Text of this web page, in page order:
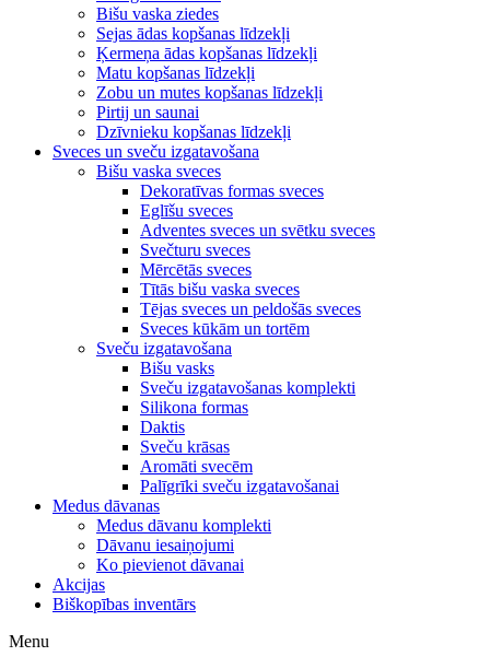
Bišu vaska ziedes
Sejas ādas kopšanas līdzekļi
Ķermeņa ādas kopšanas līdzekļi
Matu kopšanas līdzekļi
Zobu un mutes kopšanas līdzekļi
Pirtij un saunai
Dzīvnieku kopšanas līdzekļi
Sveces un sveču izgatavošana
Bišu vaska sveces
Dekoratīvas formas sveces
Eglīšu sveces
Adventes sveces un svētku sveces
Svečturu sveces
Mērcētās sveces
Tītās bišu vaska sveces
Tējas sveces un peldošās sveces
Sveces kūkām un tortēm
Sveču izgatavošana
Bišu vasks
Sveču izgatavošanas komplekti
Silikona formas
Daktis
Sveču krāsas
Aromāti svecēm
Palīgrīki sveču izgatavošanai
Medus dāvanas
Medus dāvanu komplekti
Dāvanu iesaiņojumi
Ko pievienot dāvanai
Akcijas
Biškopības inventārs
Menu